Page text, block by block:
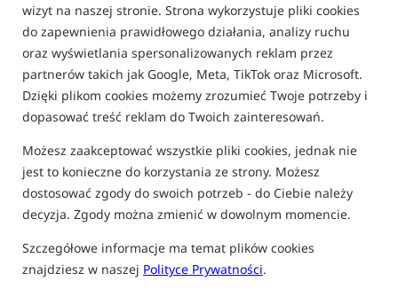
wizyt na naszej stronie. Strona wykorzystuje pliki cookies
do zapewnienia prawidłowego działania, analizy ruchu
oraz wyświetlania spersonalizowanych reklam przez
partnerów takich jak Google, Meta, TikTok oraz Microsoft.
Dzięki plikom cookies możemy zrozumieć Twoje potrzeby i
dopasować treść reklam do Twoich zainteresowań.
Możesz zaakceptować wszystkie pliki cookies, jednak nie
jest to konieczne do korzystania ze strony. Możesz
dostosować zgody do swoich potrzeb - do Ciebie należy
decyzja. Zgody można zmienić w dowolnym momencie.
Szczegółowe informacje ma temat plików cookies
znajdziesz w naszej Polityce Prywatności.
(część opcji mogła zostać ukryta przez wybrany sposób filtrowania)
Opcja